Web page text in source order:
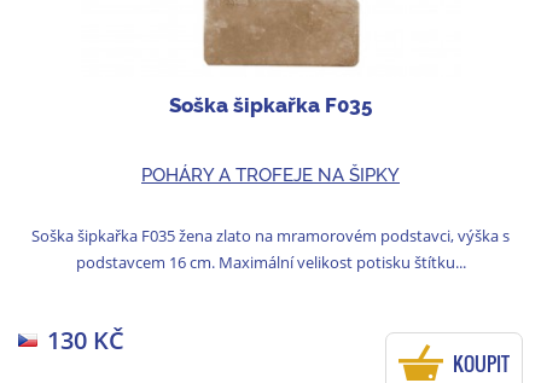
Soška šipkařka F035
POHÁRY A TROFEJE NA ŠIPKY
Soška šipkařka F035 žena zlato na mramorovém podstavci, výška s
podstavcem 16 cm. Maximální velikost potisku štítku...
130 KČ
KOUPIT